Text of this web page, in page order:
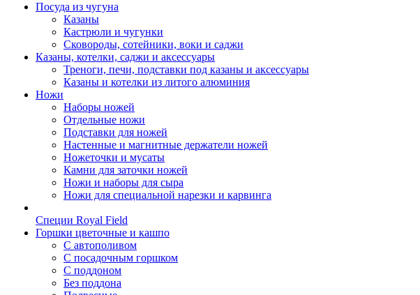
Посуда из чугуна
Казаны
Кастрюли и чугунки
Сковороды, сотейники, воки и саджи
Казаны, котелки, саджи и аксессуары
Треноги, печи, подставки под казаны и аксессуары
Казаны и котелки из литого алюминия
Ножи
Наборы ножей
Отдельные ножи
Подставки для ножей
Настенные и магнитные держатели ножей
Ножеточки и мусаты
Камни для заточки ножей
Ножи и наборы для сыра
Ножи для специальной нарезки и карвинга
Специи Royal Field
Горшки цветочные и кашпо
С автополивом
С посадочным горшком
С поддоном
Без поддона